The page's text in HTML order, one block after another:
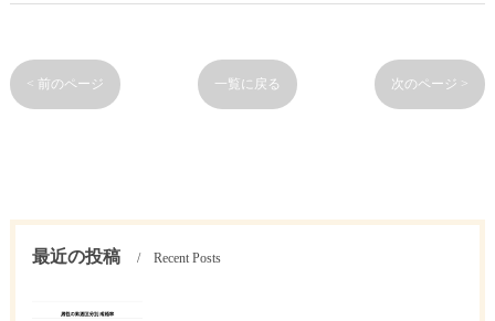
< 前のページ 一覧に戻る 次のページ >
最近の投稿 Recent Posts